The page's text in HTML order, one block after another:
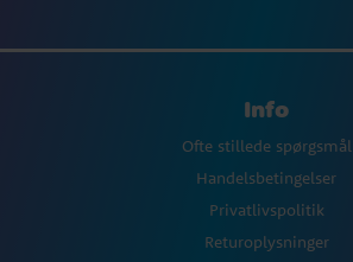
Info
Ofte stillede spørgsmål
Handelsbetingelser
Privatlivspolitik
Returoplysninger